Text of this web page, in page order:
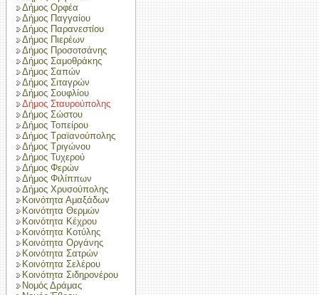
Δήμος Ορφέα
Δήμος Παγγαίου
Δήμος Παρανεστίου
Δήμος Πιερέων
Δήμος Προσοτσάνης
Δήμος Σαμοθράκης
Δήμος Σαπών
Δήμος Σιταγρών
Δήμος Σουφλίου
Δήμος Σταυρούπολης
Δήμος Σώστου
Δήμος Τοπείρου
Δήμος Τραϊανούπολης
Δήμος Τριγώνου
Δήμος Τυχερού
Δήμος Φερών
Δήμος Φιλίππων
Δήμος Χρυσούπολης
Κοινότητα Αμαξάδων
Κοινότητα Θερμών
Κοινότητα Κέχρου
Κοινότητα Κοτύλης
Κοινότητα Οργάνης
Κοινότητα Σατρών
Κοινότητα Σελέρου
Κοινότητα Σιδηρονέρου
Νομός Δράμας